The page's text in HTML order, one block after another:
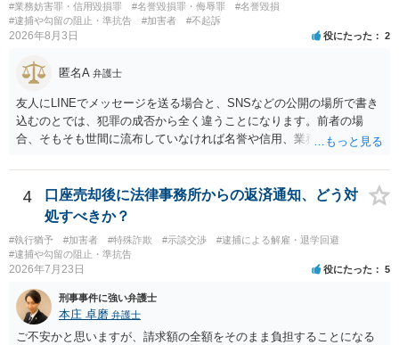
#業務妨害罪・信用毀損罪 #名誉毀損罪・侮辱罪
#名誉毀損
#逮捕や勾留の阻止・準抗告
#加害者 #不起訴
2026年8月3日 役にたった 2
匿名A 弁護士
友人にLINEでメッセージを送る場合と、SNSなどの公開の場所で書き
込むのとでは、犯罪の成否から全く違うことになります。前者の場
合、そもそも世間に流布していなければ名誉や信用、業務にかかる犯
4
口座売却後に法律事務所からの返済通知、どう対
処すべきか？
#執行猶予 #加害者 #特殊詐欺 #示談交渉
#逮捕による解雇・退学回避
#逮捕や勾留の阻止・準抗告
2026年7月23日 役にたった 5
刑事事件に強い弁護士
本庄 卓磨 弁護士
ご不安かと思いますが、請求額の全額をそのまま負担することになる